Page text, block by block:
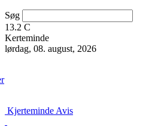
Søg
13.2 C
Kerteminde
lørdag, 08. august, 2026
Kjerteminde Avis